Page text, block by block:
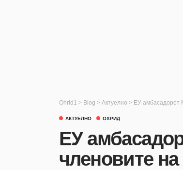
Ohrid1 > Blog > Актуелно > ЕУ амбасадорот
АКТУЕЛНО ОХРИД
ЕУ
членовите